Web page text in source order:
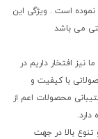
نموده است . ویژگی این
می باشد
افتخار داریم در
با کیفیت و
محصولات اعم از
تنوع بالا در جهت